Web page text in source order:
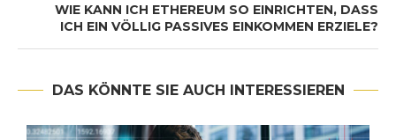
WIE KANN ICH ETHEREUM SO EINRICHTEN, DASS
ICH EIN VÖLLIG PASSIVES EINKOMMEN ERZIELE?
DAS KÖNNTE SIE AUCH INTERESSIEREN